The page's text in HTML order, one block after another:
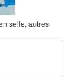
selle, autres